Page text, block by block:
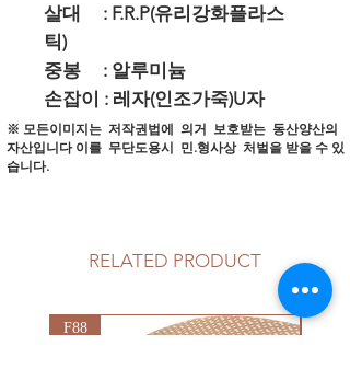
살대 : F.R.P(유리강화플라스
틱)
중봉 : 알루미늄
손잡이 : 레자(인조가죽)U자
※ 모든이미지는 저작권법에 의거 보호받는 동산양산의
자산입니다이를 무단도용시 민.형사상 처벌을 받을 수 있
습니다.
RELATED PRODUCT
F88